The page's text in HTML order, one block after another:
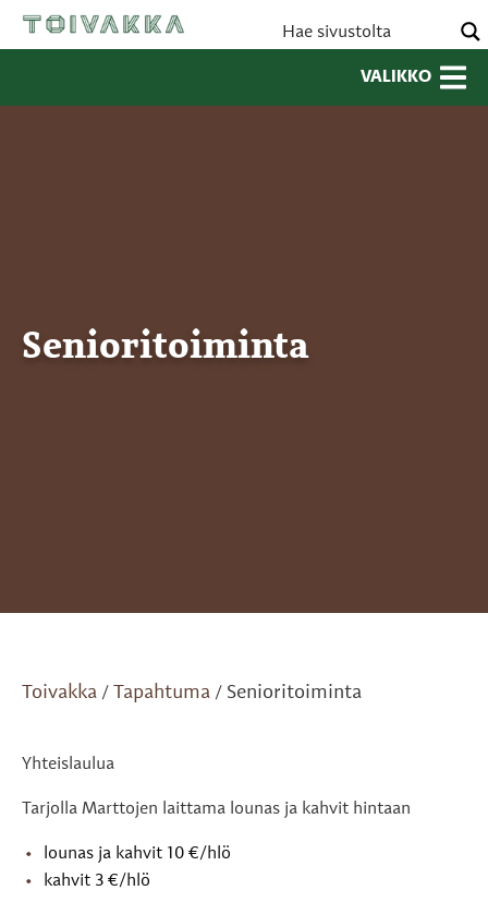
VALIKKO
Senioritoiminta
Toivakka / Tapahtuma / Senioritoiminta
Yhteislaulua
Tarjolla Marttojen laittama lounas ja kahvit hintaan
lounas ja kahvit 10 €/hlö
kahvit 3 €/hlö